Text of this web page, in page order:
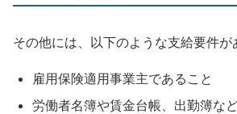
その他には、以下のような支給要件が
雇用保険適用事業主であること
労働者名簿や賃金台帳、出勤簿な